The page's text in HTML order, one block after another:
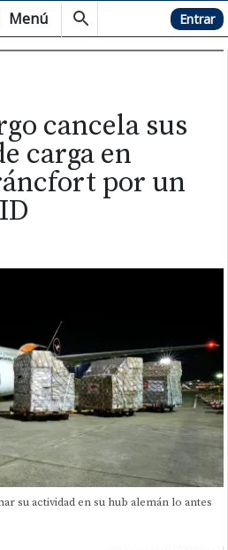
Menú Hemeroteca Entrar
cancela sus
carga en
por un
su actividad en su hub alemán lo antes